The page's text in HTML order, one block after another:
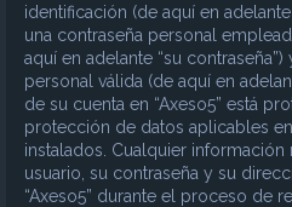
identificación (de aquí en
una contraseña personal
aquí en adelante “su
personal válida (de aquí en
de su cuenta en “Axeso5” está
protección de datos aplicables
instalados. Cualquier
usuario, su contraseña y su
“Axeso5” durante el proceso de